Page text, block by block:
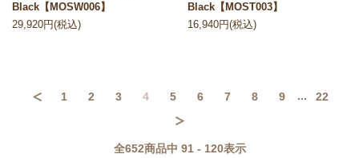
Black【MOSW006】
29,920円(税込)
Black【MOST003】
16,940円(税込)
1 2 3 4 5 6 7 8 9 ... 22
次へ
全652商品中 91 - 120表示